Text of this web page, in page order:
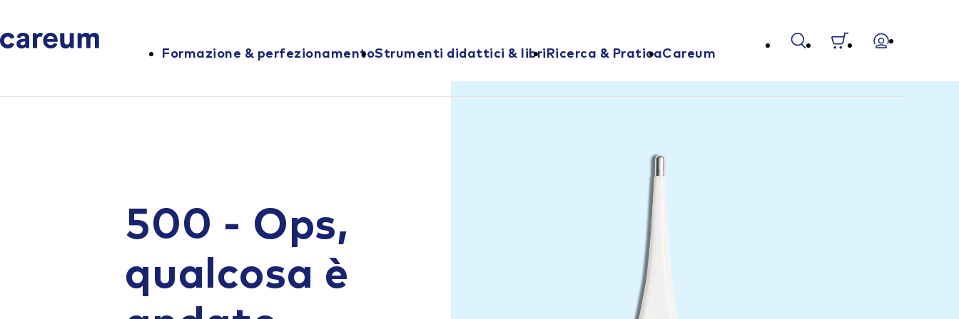
Formazione & perfezionamentoStrumenti didattici & libri Ricerca & PraticaCareum
500 - Ops,
qualcosa è